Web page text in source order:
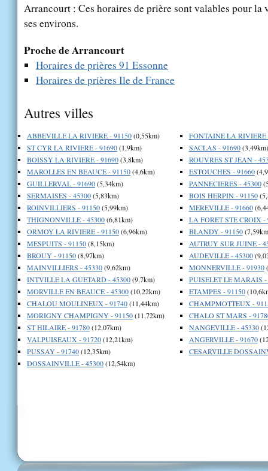
Arrancourt : Ces horaires de prière sont valables pour
ses environs.
Proche de Arrancourt
Horaires de prières 91 Essonne
Horaires de prières Ile de France
Autres villes
ABBEVILLE LA RIVIERE - 91150(0,55km)
ST CYR LA RIVIERE - 91690(1,9km)
BOISSY LA RIVIERE - 91690(3,8km)
MAROLLES EN BEAUCE - 91150(4,6km)
GUILLERVAL - 91690(5,34km)
SERMAISES - 45300(5,83km)
ROINVILLIERS - 91150(5,99km)
THIGNONVILLE - 45300(6,81km)
ORMOY LA RIVIERE - 91150(6,96km)
MESPUITS - 91150(8,15km)
BROUY - 91150(8,97km)
MAINVILLIERS - 45330(9,62km)
INTVILLE LA GUETARD - 45300(9,7km)
MORVILLE EN BEAUCE - 45300(10,22km)
CHALOU MOULINEUX - 91740(11,44km)
MORIGNY CHAMPIGNY - 91150(11,72km)
ST HILAIRE - 91780(12,07km)
VALPUISEAUX - 91720(12,21km)
PUSSAY - 91740(12,35km)
DOSSAINVILLE - 45300(12,54km)
FONTAINE LA RIVIERE
SACLAS - 91690(3,49km)
ROUVRES ST JEAN -
ESTOUCHES - 91660
PANNECIERES - 45300
BOIS HERPIN - 91150
MEREVILLE - 91660
LA FORET STE CROIX -
BLANDY - 91150
AUTRUY SUR JUINE -
AUDEVILLE - 45300
MONNERVILLE - 91930
PUISELET LE MARAIS -
ETAMPES - 91150
CHAMPMOTTEUX -
CHALO ST MARS -
NANGEVILLE - 45330
ANGERVILLE - 91670
CESARVILLE